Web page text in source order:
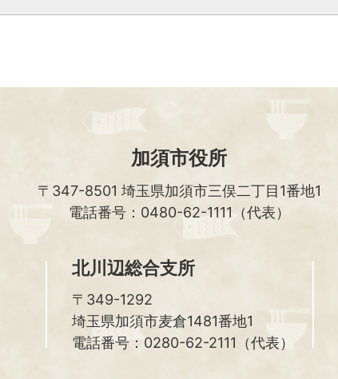
加須市役所
〒347-8501 埼玉県加須市三俣二丁目1番地1
電話番号：0480-62-1111（代表）
北川辺総合支所
〒349-1292
埼玉県加須市麦倉1481番地1
電話番号：0280-62-2111（代表）